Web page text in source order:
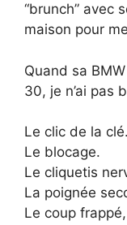
“brunch” avec
maison pour
Quand sa
30, je n’ai pas
Le clic de la clé.
Le blocage.
Le cliquetis
La poignée
Le coup